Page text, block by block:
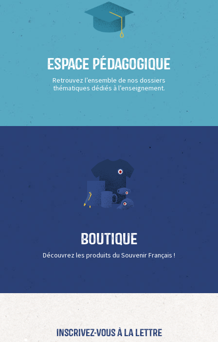
Espace Pédagogique
Retrouvez l’ensemble de nos dossiers
thématiques dédiés à l’enseignement.
Boutique
Découvrez les produits du Souvenir Français !
Inscrivez-vous à La Lettre